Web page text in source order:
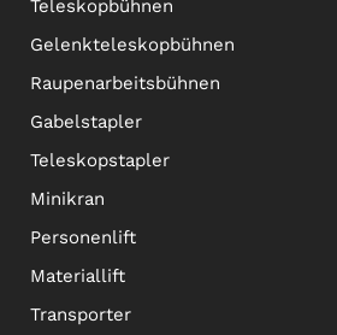
Teleskopbühnen
Gelenkteleskopbühnen
Raupenarbeitsbühnen
Gabelstapler
Teleskopstapler
Minikran
Personenlift
Materiallift
Transporter